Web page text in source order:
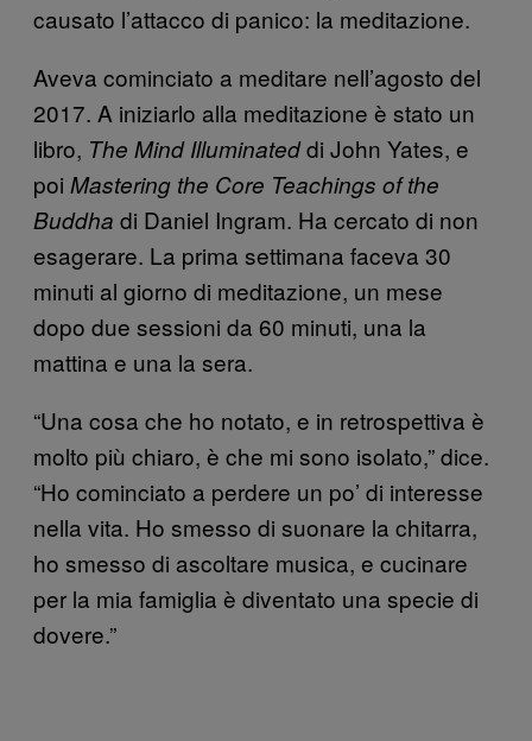
causato l’attacco di panico: la meditazione.
Aveva cominciato a meditare nell’agosto del
2017. A iniziarlo alla meditazione è stato un
libro, The Mind Illuminateddi John Yates, e
poi Mastering the Core Teachings of the
Buddha di Daniel Ingram. Ha cercato di non
esagerare. La prima settimana faceva 30
minuti al giorno di meditazione, un mese
dopo due sessioni da 60 minuti, una la
mattina e una la sera.
“Una cosa che ho notato, e in retrospettiva è
molto più chiaro, è che mi sono isolato,” dice.
“Ho cominciato a perdere un po’ di interesse
nella vita. Ho smesso di suonare la chitarra,
ho smesso di ascoltare musica, e cucinare
per la mia famiglia è diventato una specie di
dovere.”